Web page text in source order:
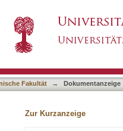
in Children
Germany
Fakultät → Dokumentanzeige
Zur Kurzanzeige